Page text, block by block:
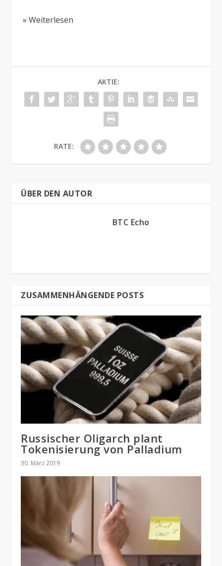
» Weiterlesen
AKTIE:
RATE:
ÜBER DEN AUTOR
BTC Echo
ZUSAMMENHÄNGENDE POSTS
Russischer Oligarch plant
Tokenisierung von Palladium
30. März 2019